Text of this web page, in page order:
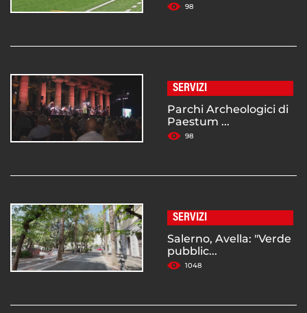
98
SERVIZI
Parchi Archeologici di
Paestum ...
98
SERVIZI
Salerno, Avella: "Verde
pubblic...
1048